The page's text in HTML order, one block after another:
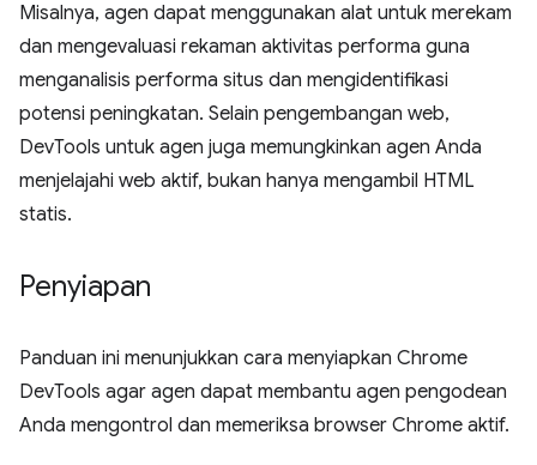
Misalnya, agen dapat menggunakan alat untuk merekam
dan mengevaluasi rekaman aktivitas performa guna
menganalisis performa situs dan mengidentifikasi
potensi peningkatan. Selain pengembangan web,
DevTools untuk agen juga memungkinkan agen Anda
menjelajahi web aktif, bukan hanya mengambil HTML
statis.
Penyiapan
Panduan ini menunjukkan cara menyiapkan Chrome
DevTools agar agen dapat membantu agen pengodean
Anda mengontrol dan memeriksa browser Chrome aktif.